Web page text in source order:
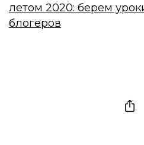
летом 2020: берем
блогеров